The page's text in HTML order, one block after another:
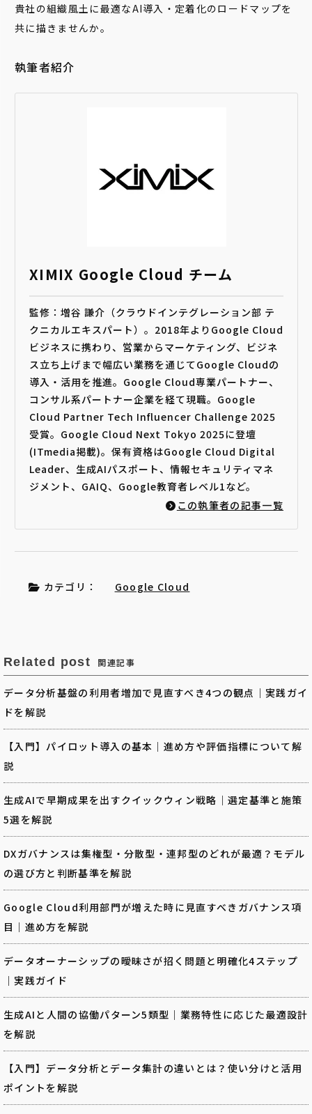
貴社の組織風土に最適なAI導入・定着化のロードマップを
共に描きませんか。
執筆者紹介
XIMIX Google Cloud チーム
監修：増谷 謙介（クラウドインテグレーション部 テ
クニカルエキスパート）。2018年よりGoogle Cloud
ビジネスに携わり、営業からマーケティング、ビジネ
ス立ち上げまで幅広い業務を通じてGoogle Cloudの
導入・活用を推進。Google Cloud専業パートナー、
コンサル系パートナー企業を経て現職。Google
Cloud Partner Tech Influencer Challenge 2025
受賞。Google Cloud Next Tokyo 2025に登壇
(ITmedia掲載)。保有資格はGoogle Cloud Digital
Leader、生成AIパスポート、情報セキュリティマネ
ジメント、GAIQ、Google教育者レベル1など。
この執筆者の記事一覧
カテゴリ： Google Cloud
Related post 関連記事
データ分析基盤の利用者増加で見直すべき4つの観点｜実践ガイ
ドを解説
【入門】パイロット導入の基本｜進め方や評価指標について解
説
生成AIで早期成果を出すクイックウィン戦略｜選定基準と施策
5選を解説
DXガバナンスは集権型・分散型・連邦型のどれが最適？モデル
の選び方と判断基準を解説
Google Cloud利用部門が増えた時に見直すべきガバナンス項
目｜進め方を解説
データオーナーシップの曖昧さが招く問題と明確化4ステップ
｜実践ガイド
生成AIと人間の協働パターン5類型｜業務特性に応じた最適設計
を解説
【入門】データ分析とデータ集計の違いとは？使い分けと活用
ポイントを解説